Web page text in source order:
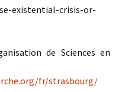
existential-crisis-or-
de Sciences en
fr/strasbourg/